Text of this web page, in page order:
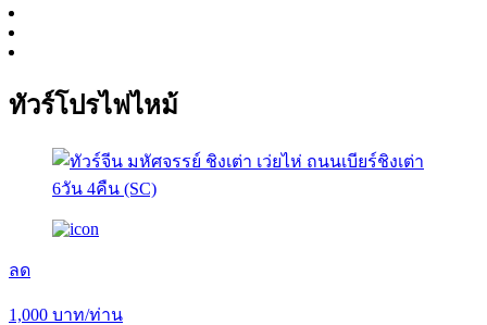
ทัวร์โปรไฟไหม้
ลด
1,000 บาท/ท่าน